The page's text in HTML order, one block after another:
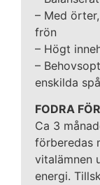
– Med
frön
– Högt
–
enskilda
FODRA
Ca 3
förberedas
vitalämnen
energi.